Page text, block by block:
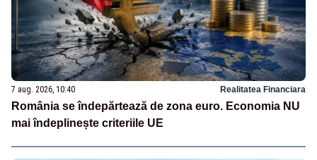
7 aug. 2026, 10:40 Realitatea Financiara
România se îndepărtează de zona euro. Economia NU
mai îndeplinește criteriile UE